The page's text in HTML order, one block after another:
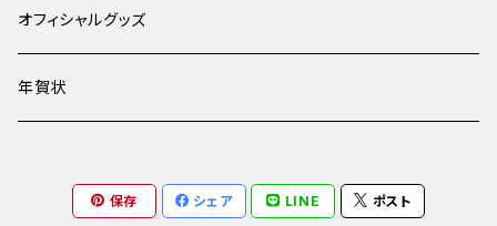
オフィシャルグッズ
年賀状
保存 シェア LINE ポスト